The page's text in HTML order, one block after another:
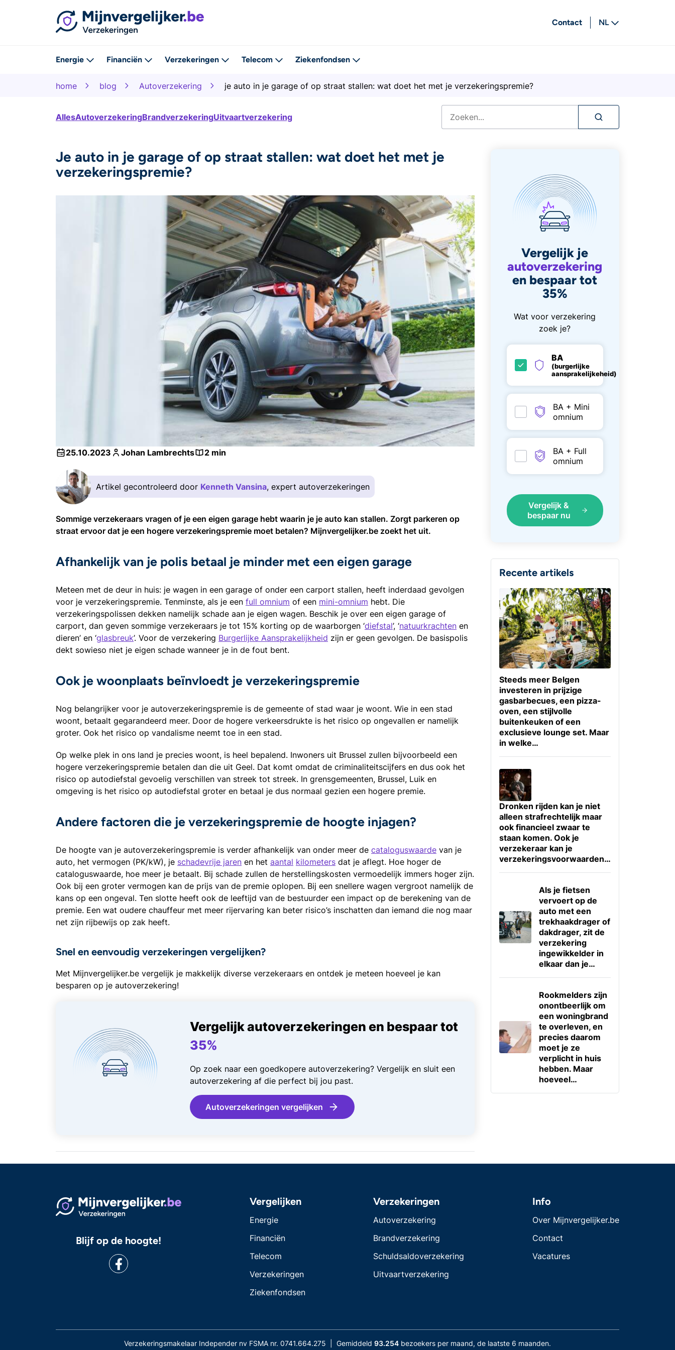
Contact
NL
Energie Financiën Verzekeringen Telecom Ziekenfondsen
home blog Autoverzekering je auto in je garage of op straat stallen: wat doet het met je verzekeringspremie?
AllesAutoverzekeringBrandverzekeringUitvaartverzekering
Je auto in je garage of op straat stallen: wat doet het met je
verzekeringspremie?
25.10.2023 Johan Lambrechts 2 min
Artikel gecontroleerd door Kenneth Vansina, expert autoverzekeringen
Sommige verzekeraars vragen of je een eigen garage hebt waarin je je auto kan stallen. Zorgt parkeren op
straat ervoor dat je een hogere verzekeringspremie moet betalen? Mijnvergelijker.be zoekt het uit.
Afhankelijk van je polis betaal je minder met een eigen garage
Meteen met de deur in huis: je wagen in een garage of onder een carport stallen, heeft inderdaad gevolgen
voor je verzekeringspremie. Tenminste, als je een full omnium of een mini-omnium hebt. Die
verzekeringspolissen dekken namelijk schade aan je eigen wagen. Beschik je over een eigen garage of
carport, dan geven sommige verzekeraars je tot 15% korting op de waarborgen ‘diefstal’, ‘natuurkrachten en
dieren’ en ‘glasbreuk’. Voor de verzekering Burgerlijke Aansprakelijkheid zijn er geen gevolgen. De basispolis
dekt sowieso niet je eigen schade wanneer je in de fout bent.
Ook je woonplaats beïnvloedt je verzekeringspremie
Nog belangrijker voor je autoverzekeringspremie is de gemeente of stad waar je woont. Wie in een stad
woont, betaalt gegarandeerd meer. Door de hogere verkeersdrukte is het risico op ongevallen er namelijk
groter. Ook het risico op vandalisme neemt toe in een stad.
Op welke plek in ons land je precies woont, is heel bepalend. Inwoners uit Brussel zullen bijvoorbeeld een
hogere verzekeringspremie betalen dan die uit Geel. Dat komt omdat de criminaliteitscijfers en dus ook het
risico op autodiefstal gevoelig verschillen van streek tot streek. In grensgemeenten, Brussel, Luik en
omgeving is het risico op autodiefstal groter en betaal je dus normaal gezien een hogere premie.
Andere factoren die je verzekeringspremie de hoogte injagen?
De hoogte van je autoverzekeringspremie is verder afhankelijk van onder meer de cataloguswaarde van je
auto, het vermogen (PK/kW), je schadevrije jaren en het aantal kilometers dat je aflegt. Hoe hoger de
cataloguswaarde, hoe meer je betaalt. Bij schade zullen de herstellingskosten vermoedelijk immers hoger zijn.
Ook bij een groter vermogen kan de prijs van de premie oplopen. Bij een snellere wagen vergroot namelijk de
kans op een ongeval. Ten slotte heeft ook de leeftijd van de bestuurder een impact op de berekening van de
premie. Een wat oudere chauffeur met meer rijervaring kan beter risico’s inschatten dan iemand die nog maar
net zijn rijbewijs op zak heeft.
Snel en eenvoudig verzekeringen vergelijken?
Met Mijnvergelijker.be vergelijk je makkelijk diverse verzekeraars en ontdek je meteen hoeveel je kan
besparen op je autoverzekering!
Vergelijk autoverzekeringen en bespaar tot
35%
Op zoek naar een goedkopere autoverzekering? Vergelijk en sluit een
autoverzekering af die perfect bij jou past.
Autoverzekeringen vergelijken
Vergelijk je
autoverzekering
en bespaar tot
35%
Wat voor verzekering
zoek je?
BA
(burgerlijke
aansprakelijkeheid)
BA + Mini
omnium
BA + Full
omnium
Vergelijk &
bespaar nu
Recente artikels
Steeds meer Belgen
investeren in prijzige
gasbarbecues, een pizza-
oven, een stijlvolle
buitenkeuken of een
exclusieve lounge set. Maar
in welke…
Dronken rijden kan je niet
alleen strafrechtelijk maar
ook financieel zwaar te
staan komen. Ook je
verzekeraar kan je
verzekeringsvoorwaarden…
Als je fietsen
vervoert op de
auto met een
trekhaakdrager of
dakdrager, zit de
verzekering
ingewikkelder in
elkaar dan je…
Rookmelders zijn
onontbeerlijk om
een woningbrand
te overleven, en
precies daarom
moet je ze
verplicht in huis
hebben. Maar
hoeveel…
Blijf op de hoogte!
Vergelijken
Energie
Financiën
Telecom
Verzekeringen
Ziekenfondsen
Verzekeringen
Autoverzekering
Brandverzekering
Schuldsaldoverzekering
Uitvaartverzekering
Info
Over Mijnvergelijker.be
Contact
Vacatures
Verzekeringsmakelaar Independer nv FSMA nr. 0741.664.275 | Gemiddeld 93.254 bezoekers per maand, de laatste 6 maanden.